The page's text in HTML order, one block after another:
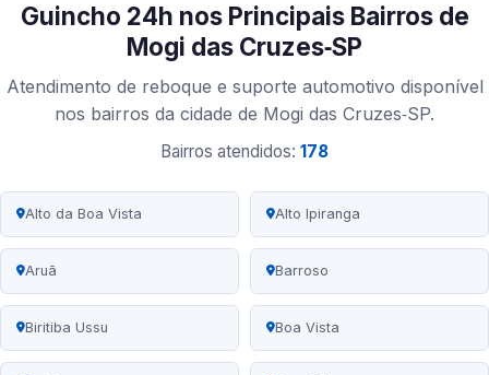
Guincho 24h nos Principais Bairros de
Mogi das Cruzes‑SP
Atendimento de reboque e suporte automotivo disponível
nos bairros da cidade de Mogi das Cruzes‑SP.
Bairros atendidos: 178
Alto da Boa Vista Alto Ipiranga
Aruã Barroso
Biritiba Ussu Boa Vista